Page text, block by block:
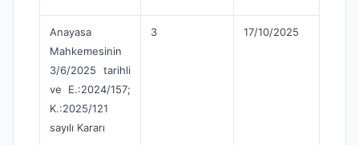
Anayasa
Mahkemesinin
3/6/2025 tarihli
ve E.:2024/157;
K.:2025/121
sayılı Kararı
3 17/10/2025